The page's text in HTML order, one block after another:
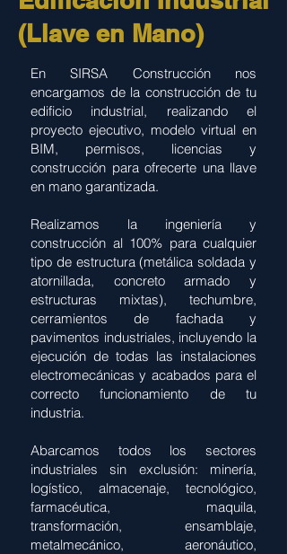
(Llave en Mano)
En SIRSA Construcción nos
encargamos de la construcción de tu
edificio industrial, realizando el
proyecto ejecutivo, modelo virtual en
BIM, permisos, licencias y
construcción para ofrecerte una llave
en mano garantizada.
Realizamos la ingeniería y
construcción al 100% para cualquier
tipo de estructura (metálica soldada y
atornillada, concreto armado y
estructuras mixtas), techumbre,
cerramientos de fachada y
pavimentos industriales, incluyendo la
ejecución de todas las instalaciones
electromecánicas y acabados para el
correcto funcionamiento de tu
industria.
Abarcamos todos los sectores
industriales sin exclusión: minería,
logístico, almacenaje, tecnológico,
farmacéutica, maquila,
transformación, ensamblaje,
metalmecánico, aeronáutico,